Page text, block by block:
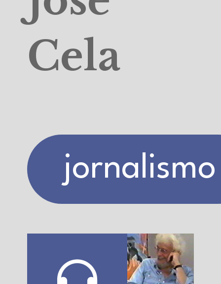
Cela
jornalismo